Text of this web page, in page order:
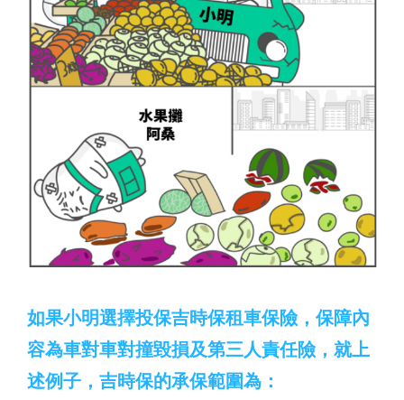
如果小明選擇投保吉時保租車保險，保障內
容為車對車對撞毀損及第三人責任險，就上
述例子，吉時保的承保範圍為：